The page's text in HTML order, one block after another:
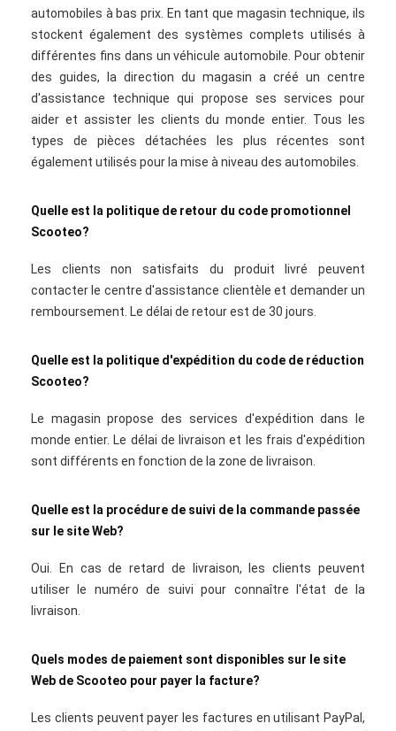
automobiles à bas prix. En tant que magasin technique, ils
stockent également des systèmes complets utilisés à
différentes fins dans un véhicule automobile. Pour obtenir
des guides, la direction du magasin a créé un centre
d'assistance technique qui propose ses services pour
aider et assister les clients du monde entier. Tous les
types de pièces détachées les plus récentes sont
également utilisés pour la mise à niveau des automobiles.
Quelle est la politique de retour du code promotionnel
Scooteo?
Les clients non satisfaits du produit livré peuvent
contacter le centre d'assistance clientèle et demander un
remboursement. Le délai de retour est de 30 jours.
Quelle est la politique d'expédition du code de réduction
Scooteo?
Le magasin propose des services d'expédition dans le
monde entier. Le délai de livraison et les frais d'expédition
sont différents en fonction de la zone de livraison.
Quelle est la procédure de suivi de la commande passée
sur le site Web?
Oui. En cas de retard de livraison, les clients peuvent
utiliser le numéro de suivi pour connaître l'état de la
livraison.
Quels modes de paiement sont disponibles sur le site
Web de Scooteo pour payer la facture?
Les clients peuvent payer les factures en utilisant PayPal,